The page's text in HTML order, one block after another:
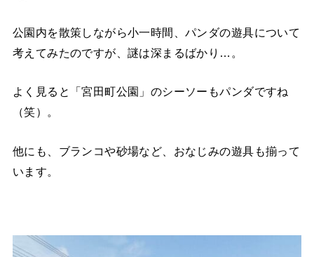
公園内を散策しながら小一時間、パンダの遊具について
考えてみたのですが、謎は深まるばかり…。
よく見ると「宮田町公園」のシーソーもパンダですね
（笑）。
他にも、ブランコや砂場など、おなじみの遊具も揃って
います。